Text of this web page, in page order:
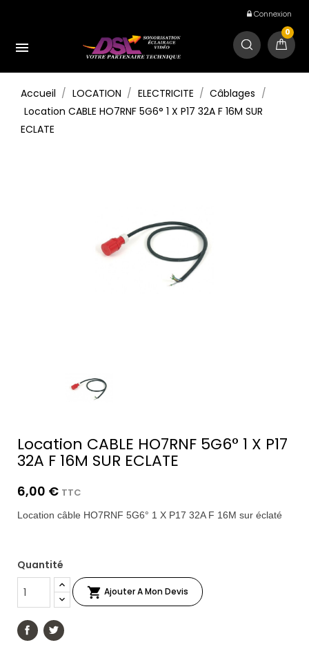
Connexion

0
Accueil LOCATION ELECTRICITE
Câblages
Location CABLE HO7RNF 5G6° 1 X P17 32A F 16M SUR
ECLATE
Location CABLE HO7RNF 5G6° 1 X P17
32A F 16M SUR ECLATE
6,00 € TTC
Location câble HO7RNF 5G6° 1 X P17 32A F 16M sur éclaté
Quantité
 Ajouter A Mon Devis